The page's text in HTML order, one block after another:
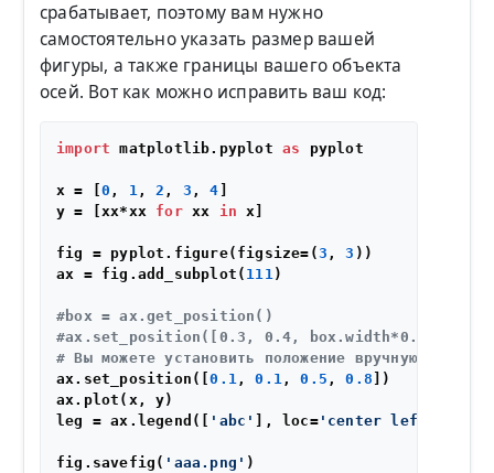
срабатывает, поэтому вам нужно
самостоятельно указать размер вашей
фигуры, а также границы вашего объекта
осей. Вот как можно исправить ваш код:
import matplotlib.pyplot as pyplot
x = [ 0 , 1, 2 , 3 , 4
y = [xx*xx for xx in x]
fig = pyplot.figure(figsize=(3 , 3 ))
ax = fig.add_subplot( 111)
#box = ax.get_position()
#ax.set_position([0.3, 0.4, box.width*0.3,
# Вы можете установить положение вручную,
ax.set_position([0.1, 0.1, 0.5 , 0.8 ])
ax.plot(x, y)
leg = ax.legend([
'abc' ], loc='center left'
fig.savefig( 'aaa.png'